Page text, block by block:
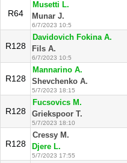
R64
Musetti L.
Munar J.
6/7/2023 10:5
R128
Davidovich Fokina A.
Fils A.
6/7/2023 10:5
R128
Mannarino A.
Shevchenko A.
5/7/2023 18:15
R128
Fucsovics M.
Griekspoor T.
5/7/2023 18:10
R128
Cressy M.
Djere L.
5/7/2023 17:55